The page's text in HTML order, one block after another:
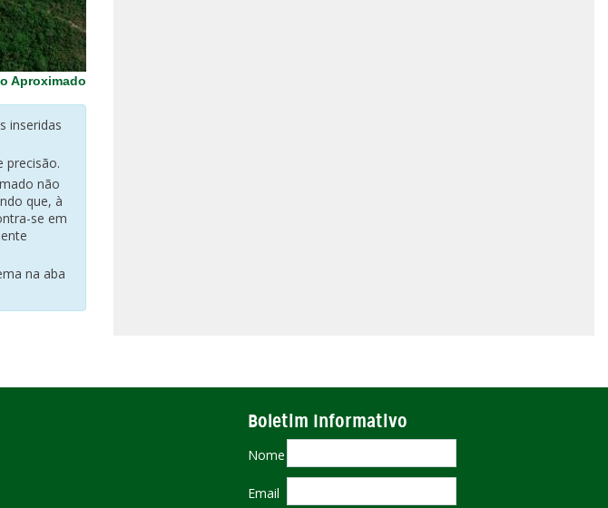
Aproximado
inseridas
precisão.
não
que, à
se em
na aba
Boletim Informativo
Nome
Email